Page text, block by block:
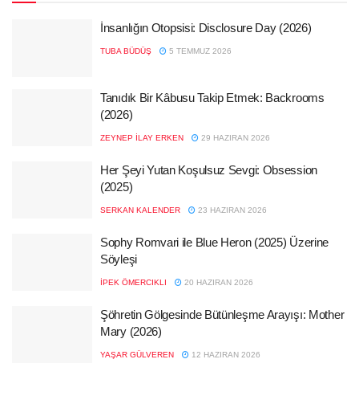
İnsanlığın Otopsisi: Disclosure Day (2026)
TUBA BÜDÜŞ 5 TEMMUZ 2026
Tanıdık Bir Kâbusu Takip Etmek: Backrooms
(2026)
ZEYNEP İLAY ERKEN 29 HAZIRAN 2026
Her Şeyi Yutan Koşulsuz Sevgi: Obsession
(2025)
SERKAN KALENDER 23 HAZIRAN 2026
Sophy Romvari ile Blue Heron (2025) Üzerine
Söyleşi
İPEK ÖMERCIKLI 20 HAZIRAN 2026
Şöhretin Gölgesinde Bütünleşme Arayışı: Mother
Mary (2026)
YAŞAR GÜLVEREN 12 HAZIRAN 2026